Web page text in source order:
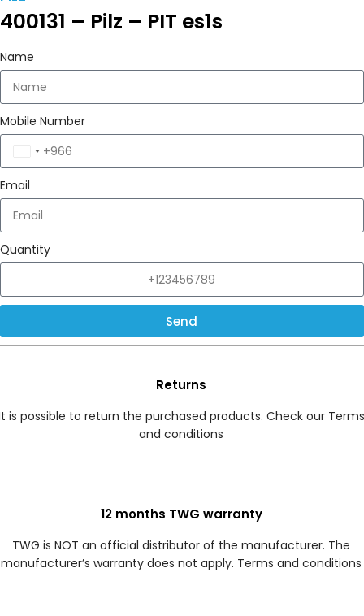
400131 – Pilz – PIT es1s
Name
Mobile Number
Saudi
Arabia
+966
Email
Quantity
Send
Returns
is possible to return the purchased products. Check our Terms
and conditions
12 months TWG warranty
TWG is NOT an official distributor of the manufacturer. The
manufacturer’s warranty does not apply. Terms and conditions